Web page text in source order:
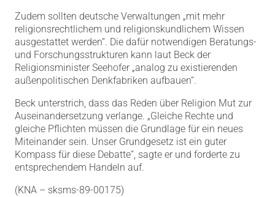
Zudem sollten deutsche Verwaltungen „mit mehr
religionsrechtlichem und religionskundlichem Wissen
ausgestattet werden“. Die dafür notwendigen Beratungs-
und Forschungsstrukturen kann laut Beck der
Religionsminister Seehofer „analog zu existierenden
außenpolitischen Denkfabriken aufbauen“.
Beck unterstrich, dass das Reden über Religion Mut zur
Auseinandersetzung verlange. „Gleiche Rechte und
gleiche Pflichten müssen die Grundlage für ein neues
Miteinander sein. Unser Grundgesetz ist ein guter
Kompass für diese Debatte“, sagte er und forderte zu
entsprechendem Handeln auf.
(KNA – sksms-89-00175)